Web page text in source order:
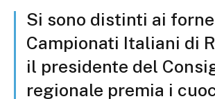
Si sono distinti ai
Campionati Italiani di
il presidente del
regionale premia i